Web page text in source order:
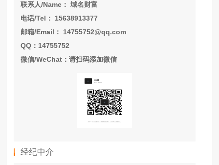
联系人/Name： 域名财富
电话/Tel： 15638913377
邮箱/Email： 14755752@qq.com
QQ：14755752
微信/WeChat：请扫码添加微信
经纪中介